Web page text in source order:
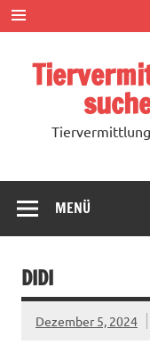
Zum
Inhalt
springen
MENÜ
DIDI
Dezember 5, 2024